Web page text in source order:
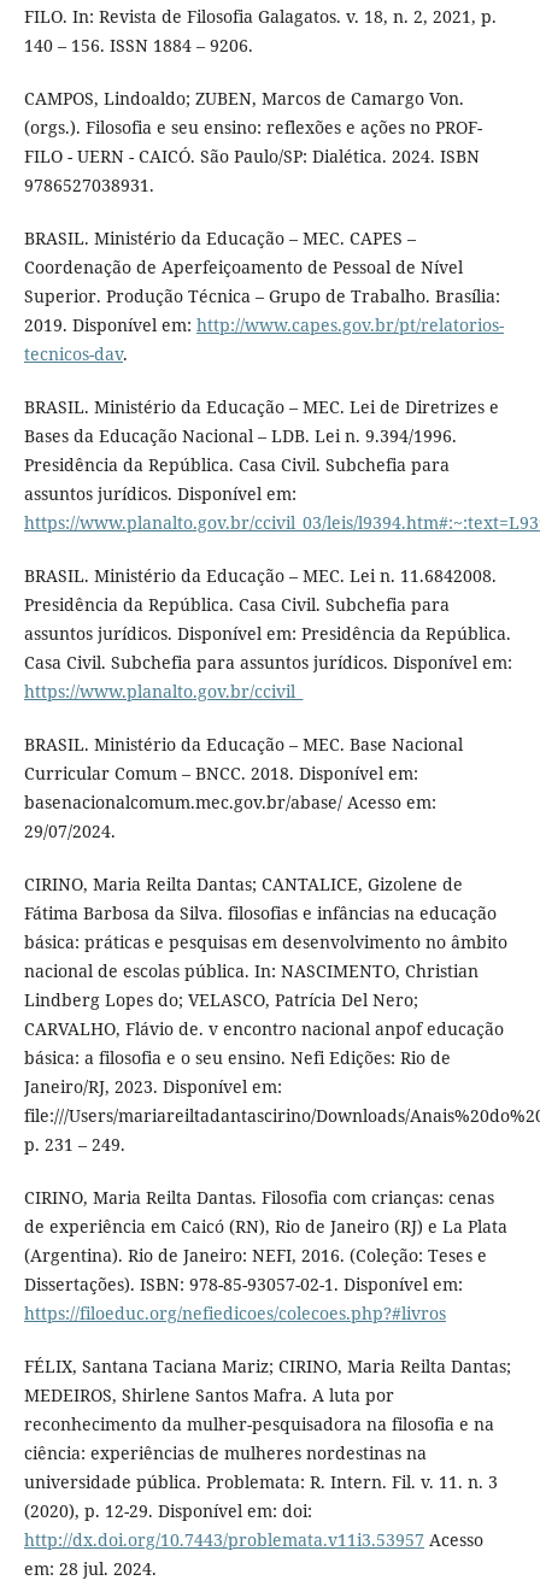
FILO. In: Revista de Filosofia Galagatos. v. 18, n. 2, 2021, p.
140 – 156. ISSN 1884 – 9206.
CAMPOS, Lindoaldo; ZUBEN, Marcos de Camargo Von.
(orgs.). Filosofia e seu ensino: reflexões e ações no PROF-
FILO - UERN - CAICÓ. São Paulo/SP: Dialética. 2024. ISBN
9786527038931.
BRASIL. Ministério da Educação – MEC. CAPES –
Coordenação de Aperfeiçoamento de Pessoal de Nível
Superior. Produção Técnica – Grupo de Trabalho. Brasília:
2019. Disponível em: http://www.capes.gov.br/pt/relatorios-
tecnicos-dav.
BRASIL. Ministério da Educação – MEC. Lei de Diretrizes e
Bases da Educação Nacional – LDB. Lei n. 9.394/1996.
Presidência da República. Casa Civil. Subchefia para
assuntos jurídicos. Disponível em:
https://www.planalto.gov.br/ccivil_03/leis/
BRASIL. Ministério da Educação – MEC. Lei n. 11.6842008.
Presidência da República. Casa Civil. Subchefia para
assuntos jurídicos. Disponível em: Presidência da República.
Casa Civil. Subchefia para assuntos jurídicos. Disponível em:
https://www.planalto.gov.br/ccivil_
BRASIL. Ministério da Educação – MEC. Base Nacional
Curricular Comum – BNCC. 2018. Disponível em:
basenacionalcomum.mec.gov.br/abase/ Acesso em:
29/07/2024.
CIRINO, Maria Reilta Dantas; CANTALICE, Gizolene de
Fátima Barbosa da Silva. filosofias e infâncias na educação
básica: práticas e pesquisas em desenvolvimento no âmbito
nacional de escolas pública. In: NASCIMENTO, Christian
Lindberg Lopes do; VELASCO, Patrícia Del Nero;
CARVALHO, Flávio de. v encontro nacional anpof educação
básica: a filosofia e o seu ensino. Nefi Edições: Rio de
Janeiro/RJ, 2023. Disponível em:
file:///Users/mariareiltadantascirino/Downloads/
p. 231 – 249.
CIRINO, Maria Reilta Dantas. Filosofia com crianças: cenas
de experiência em Caicó (RN), Rio de Janeiro (RJ) e La Plata
(Argentina). Rio de Janeiro: NEFI, 2016. (Coleção: Teses e
Dissertações). ISBN: 978-85-93057-02-1. Disponível em:
https://filoeduc.org/nefiedicoes/colecoes.php?#livros
FÉLIX, Santana Taciana Mariz; CIRINO, Maria Reilta Dantas;
MEDEIROS, Shirlene Santos Mafra. A luta por
reconhecimento da mulher-pesquisadora na filosofia e na
ciência: experiências de mulheres nordestinas na
universidade pública. Problemata: R. Intern. Fil. v. 11. n. 3
(2020), p. 12-29. Disponível em: doi:
http://dx.doi.org/10.7443/problemata.v11i3.53957 Acesso
em: 28 jul. 2024.